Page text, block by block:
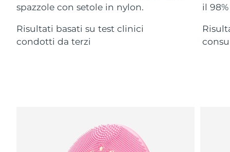
spazzole con setole in nylon.
Risultati basati su test clinici
condotti da terzi
il
Lituania 8/9/26
Consegna stimata